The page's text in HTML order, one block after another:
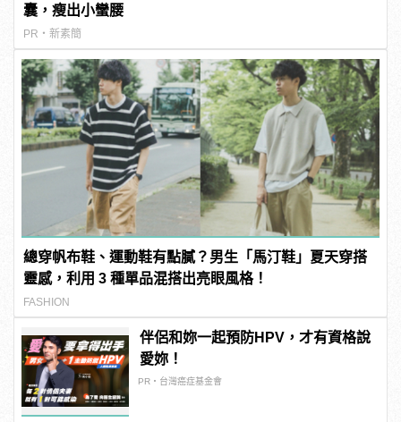
囊，瘦出小蠻腰
PR・新素簡
總穿帆布鞋、運動鞋有點膩？男生「馬汀鞋」夏天穿搭
靈感，利用 3 種單品混搭出亮眼風格！
FASHION
伴侶和妳一起預防HPV，才有資格說
愛妳！
PR・台灣癌症基金會